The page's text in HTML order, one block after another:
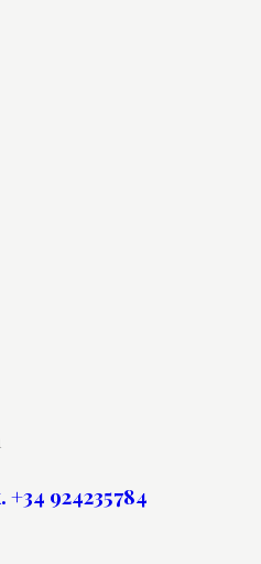
+34 924235784